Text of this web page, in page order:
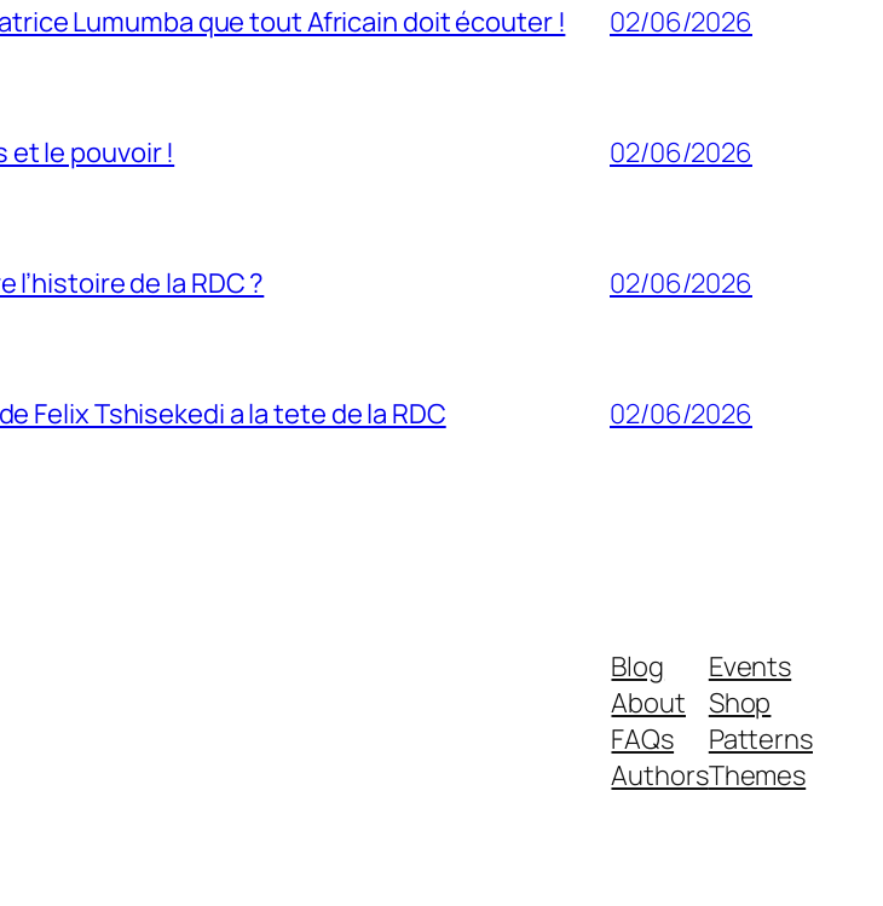
Lumumba que tout Africain doit écouter ! 02/06/2026
et le pouvoir ! 02/06/2026
de la RDC ? 02/06/2026
Felix Tshisekedi a la tete de la RDC 02/06/2026
Blog
About
FAQs
Authors
Events
Shop
Patterns
Themes